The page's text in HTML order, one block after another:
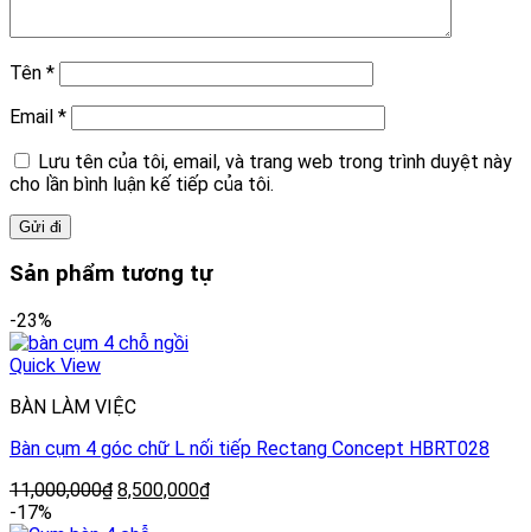
Tên *
Email *
Lưu tên của tôi, email, và trang web trong trình duyệt này
cho lần bình luận kế tiếp của tôi.
Sản phẩm tương tự
-23%
Quick View
BÀN LÀM VIỆC
Bàn cụm 4 góc chữ L nối tiếp Rectang Concept HBRT028
11,000,000₫ 8,500,000₫
-17%